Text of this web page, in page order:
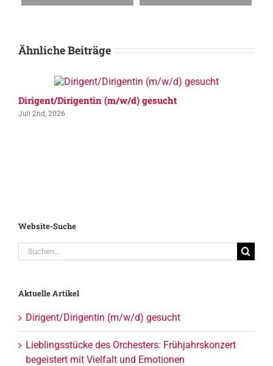
Ähnliche Beiträge
Dirigent/Dirigentin (m/w/d) gesucht
Juli 2nd, 2026
Website-Suche
Suche
nach:
Aktuelle Artikel
Dirigent/Dirigentin (m/w/d) gesucht
Lieblingsstücke des Orchesters: Frühjahrskonzert
begeistert mit Vielfalt und Emotionen